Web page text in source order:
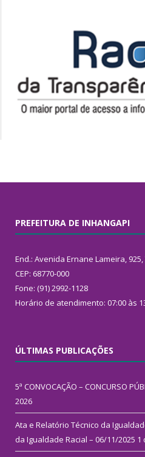
PREFEITURA DE INHANGAPI
End.: Avenida Ernane Lameira,
CEP: 68770-000
Fone: (91) 2992-1128
Horário de atendimento: 07:00 às
ÚLTIMAS PUBLICAÇÕES
5ª CONVOCAÇÃO – CONCURSO
2026
Ata e Relatório Técnico da
da Igualdade Racial – 06/11/2025 1